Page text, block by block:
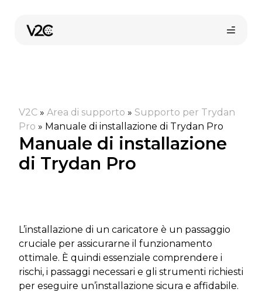
contenuto
Shop online
V2C » Area di supporto » Supporto per Trydan
Pro » Manuale di installazione di Trydan Pro
Manuale di installazione
di Trydan Pro
L’installazione di un caricatore è un passaggio
cruciale per assicurarne il funzionamento
ottimale. È quindi essenziale comprendere i
rischi, i passaggi necessari e gli strumenti richiesti
per eseguire un’installazione sicura e affidabile.